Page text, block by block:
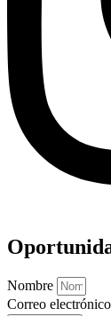
Nombre
Correo electrónico